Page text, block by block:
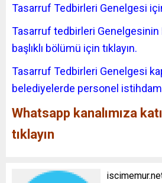
Tasarruf Tedbirleri Genelgesi
Tasarruf tedbirleri Genelgesinin
başlıklı bölümü için tıklayın.
Tasarruf Tedbirleri Genelgesi
belediyelerde personel
Whatsapp kanalımıza
tıklayın